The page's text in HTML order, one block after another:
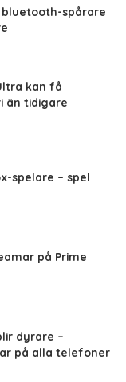
bluetooth-spårare
kan få
än tidigare
spelare – spel
på Prime
dyrare –
på alla telefoner